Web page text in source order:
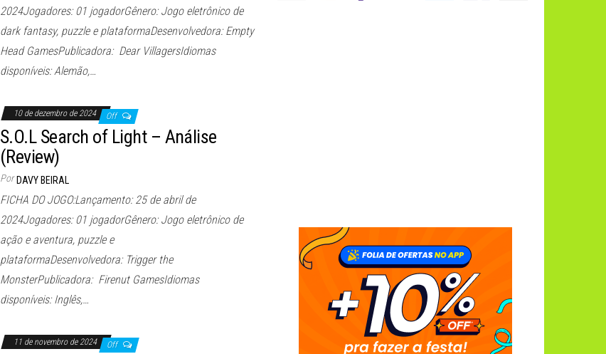
2024Jogadores: 01 jogadorGênero: Jogo eletrônico de
dark fantasy, puzzle e plataformaDesenvolvedora: Empty
Head GamesPublicadora: Dear VillagersIdiomas
disponíveis: Alemão,…
10 de dezembro de 2024 Off
S.O.L Search of Light – Análise
(Review)
Por DAVY BEIRAL
FICHA DO JOGO:Lançamento: 25 de abril de
2024Jogadores: 01 jogadorGênero: Jogo eletrônico de
ação e aventura, puzzle e
plataformaDesenvolvedora: Trigger the
MonsterPublicadora: Firenut GamesIdiomas
disponíveis: Inglês,…
11 de novembro de 2024 Off